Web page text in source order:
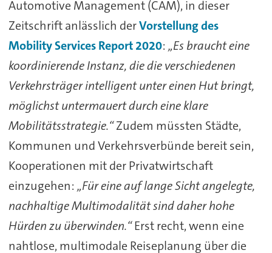
Automotive Management (CAM), in dieser
Zeitschrift anlässlich derVorstellung des
Mobility Services Report 2020: „Es braucht eine
koordinierende Instanz, die die verschiedenen
Verkehrsträger intelligent unter einen Hut bringt,
möglichst untermauert durch eine klare
Mobilitätsstrategie.“Zudem müssten Städte,
Kommunen und Verkehrsverbünde bereit sein,
Kooperationen mit der Privatwirtschaft
einzugehen: „Für eine auf lange Sicht angelegte,
nachhaltige Multimodalität sind daher hohe
Hürden zu überwinden.“Erst recht, wenn eine
nahtlose, multimodale Reiseplanung über die